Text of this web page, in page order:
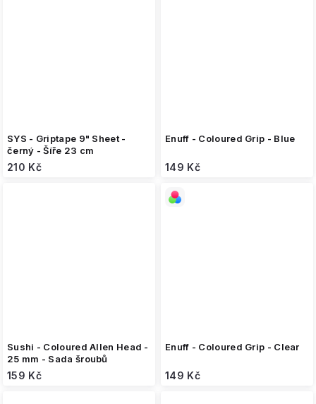
SYS - Griptape 9" Sheet -
černý - Šíře 23 cm
210 Kč
Enuff - Coloured Grip - Blue
149 Kč
Sushi - Coloured Allen Head -
25 mm - Sada šroubů
159 Kč
Enuff - Coloured Grip - Clear
149 Kč